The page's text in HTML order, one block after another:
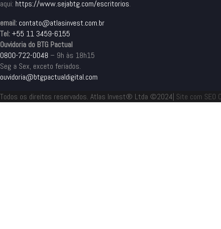
aqui: https://www.sejabtg.com/escritorios.
email: contato@atlasinvest.com.br
Tel:+55 11 3459-6155
Ouvidoria do BTG Pactual
0800-722-0048 – 9h às 18h15
Seg a Sex, exceto feriados.
ouvidoria@btgpactualdigital.com
Todos os direitos reservados. Atlas Invest® Ltda ©2024| Site com SEO